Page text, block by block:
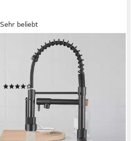
Sehr beliebt
Küchenarmatur Wasserhahn Küche
Bad Spültischarmatur
Waschtischarmatur abnehmbar
(64)
58,99 € 109,99 €
lieferbar - in 5-6 Werktagen bei dir